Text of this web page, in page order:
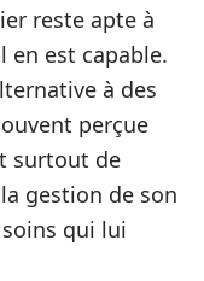
reste apte à
en est capable.
à des
perçue
surtout de
gestion de son
qui lui